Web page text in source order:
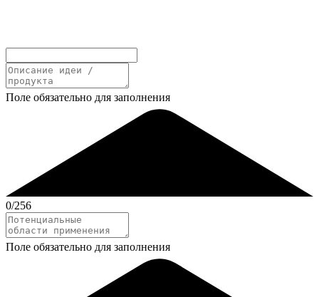
Поле обязательно для заполнения
0/256
Поле обязательно для заполнения